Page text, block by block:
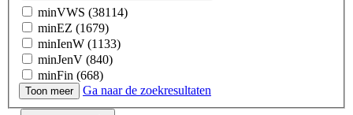
minVWS (38114)
minEZ (1679)
minIenW (1133)
minJenV (840)
minFin (668)
minBZK
(602)
minBZ (480)
Toon meer Ga naar de zoekresultaten